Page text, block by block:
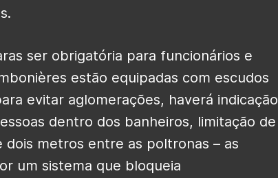
ser obrigatória para funcionários e
estão equipadas com escudos
evitar aglomerações, haverá indicação
dentro dos banheiros, limitação de
metros entre as poltronas – as
um sistema que bloqueia